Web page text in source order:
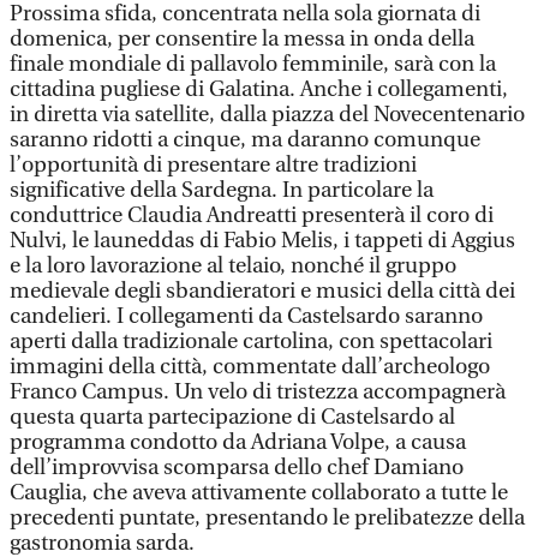
Prossima sfida, concentrata nella sola giornata di
domenica, per consentire la messa in onda della
finale mondiale di pallavolo femminile, sarà con la
cittadina pugliese di Galatina. Anche i collegamenti,
in diretta via satellite, dalla piazza del Novecentenario
saranno ridotti a cinque, ma daranno comunque
l’opportunità di presentare altre tradizioni
significative della Sardegna. In particolare la
conduttrice Claudia Andreatti presenterà il coro di
Nulvi, le launeddas di Fabio Melis, i tappeti di Aggius
e la loro lavorazione al telaio, nonché il gruppo
medievale degli sbandieratori e musici della città dei
candelieri. I collegamenti da Castelsardo saranno
aperti dalla tradizionale cartolina, con spettacolari
immagini della città, commentate dall’archeologo
Franco Campus. Un velo di tristezza accompagnerà
questa quarta partecipazione di Castelsardo al
programma condotto da Adriana Volpe, a causa
dell’improvvisa scomparsa dello chef Damiano
Cauglia, che aveva attivamente collaborato a tutte le
precedenti puntate, presentando le prelibatezze della
gastronomia sarda.